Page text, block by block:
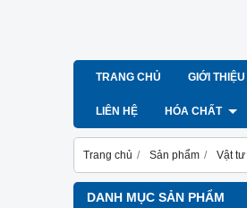
TRANG CHỦ GIỚI THIỆU
LIÊN HỆ HÓA CHẤT
Trang chủ Sản phẩm Vật
DANH MỤC SẢN PHẨM